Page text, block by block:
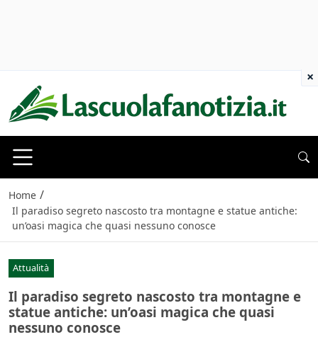
Home /
Il paradiso segreto nascosto tra montagne e statue antiche:
un’oasi magica che quasi nessuno conosce
Attualità
Il paradiso segreto nascosto tra montagne e
statue antiche: un’oasi magica che quasi
nessuno conosce
×